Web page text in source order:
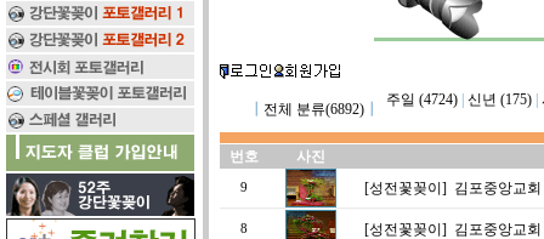
전체 분류(6892)┃
주일 (4724)| 신년 (175)|
번호 사진
9 [성전꽃꽂이] 김포중앙교
8 [성전꽃꽂이] 김포중앙교회